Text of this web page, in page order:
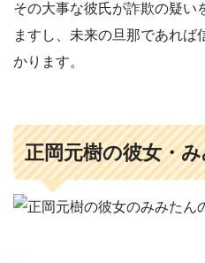
その大事な彼氏が詐欺の疑い
ますし、未来の旦那であれば
かります。
正岡元樹の彼女・